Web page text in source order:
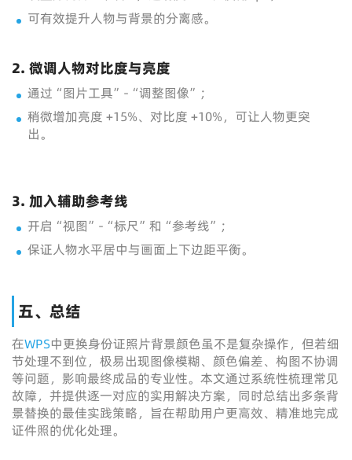
可有效提升人物与背景的分离感。
2. 微调人物对比度与亮度
通过“图片工具”-“调整图像”；
稍微增加亮度 +15%、对比度 +10%，可让人物更突
出。
3. 加入辅助参考线
开启“视图”-“标尺”和“参考线”；
保证人物水平居中与画面上下边距平衡。
五、总结
在WPS中更换身份证照片背景颜色虽不是复杂操作，但若细
节处理不到位，极易出现图像模糊、颜色偏差、构图不协调
等问题，影响最终成品的专业性。本文通过系统性梳理常见
故障，并提供逐一对应的实用解决方案，同时总结出多条背
景替换的最佳实践策略，旨在帮助用户更高效、精准地完成
证件照的优化处理。